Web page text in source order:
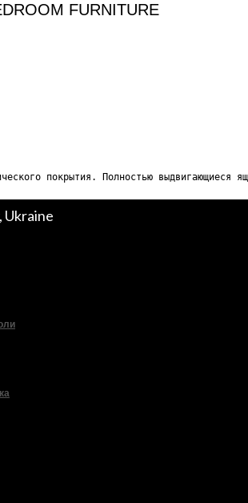
FURNITURE
покрытия. Полностью
Ukraine